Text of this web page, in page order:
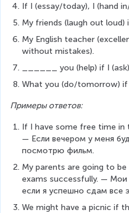
If I (essay/today), I (hand
My friends (laugh out loud)
My English teacher
without mistakes).
______ you (help) if I
What you (do/tomorrow) if
Примеры ответов:
If I have some free time in
— Если вечером у меня
посмотрю фильм.
My parents are going to
exams successfully. — Мои
если я успешно сдам все
We might have a picnic if